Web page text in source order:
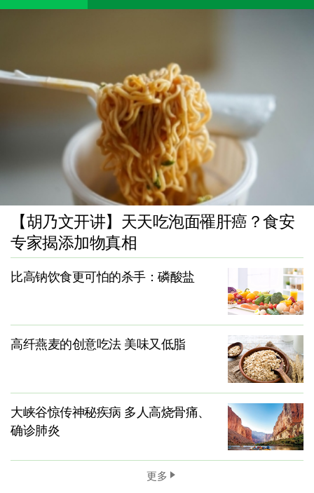
【胡乃文开讲】天天吃泡面罹肝癌？食安
专家揭添加物真相
比高钠饮食更可怕的杀手：磷酸盐
高纤燕麦的创意吃法 美味又低脂
大峡谷惊传神秘疾病 多人高烧骨痛、
确诊肺炎
更多